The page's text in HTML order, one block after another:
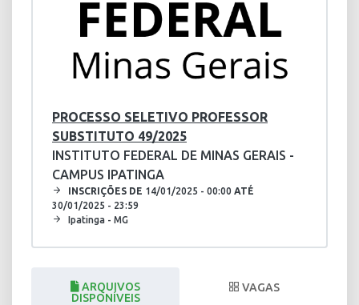
PROCESSO SELETIVO PROFESSOR
SUBSTITUTO 49/2025
INSTITUTO FEDERAL DE MINAS GERAIS -
CAMPUS IPATINGA
INSCRIÇÕES DE 14/01/2025 - 00:00 ATÉ
30/01/2025 - 23:59
Ipatinga - MG
ARQUIVOS
DISPONÍVEIS
VAGAS